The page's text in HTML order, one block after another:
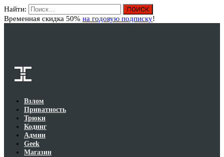
Найти:
Временная скидка 50% на годовую подписку!
Взлом
Приватность
Трюки
Кодинг
Админ
Geek
Магазин